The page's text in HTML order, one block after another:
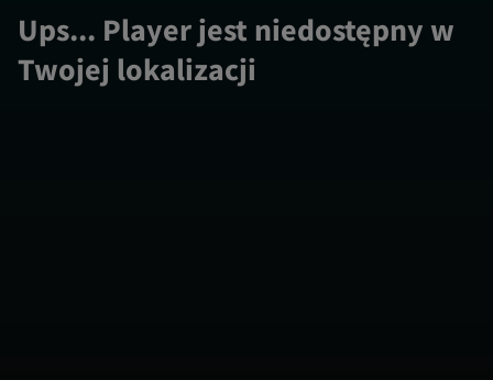
Ups... Player jest niedostępny w
Twojej lokalizacji